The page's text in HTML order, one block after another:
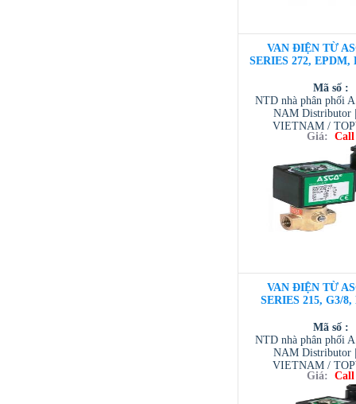
VAN ĐIỆN TỪ
SERIES 272, EPDM,
Mã số :
NTD nhà phân phối
NAM Distributor
VIETNAM /
VIETNAM /
/ TESCOM
Giá: Call
VAN ĐIỆN TỪ
SERIES 215, G3/8,
Mã số :
NTD nhà phân phối
NAM Distributor
VIETNAM /
VIETNAM /
/ TESCOM
Giá: Call